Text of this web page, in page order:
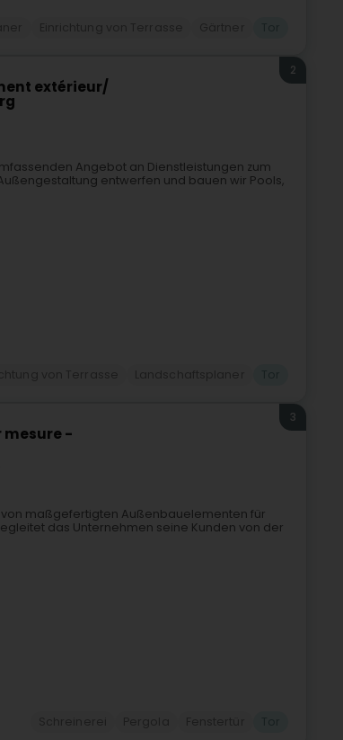
extérieur/
2
Angebot an Dienstleistungen zum
entwerfen und bauen wir Pools,
mesure -
3
maßgefertigten Außenbauelementen für
das Unternehmen seine Kunden von der